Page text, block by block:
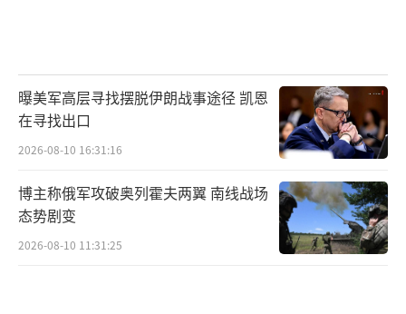
的能力，大模型的开发能力正在迅速收敛到部
分科技大厂，如阿里、字节等。开发基础大模
型成本高昂，人形机器人企业的资金规模远不
足以支撑。因此，许多机器人企业将资本和力
量集中于小脑开发，即运动控制方面的突破。
许多人讨论量产或人形机器人何时爆发，
曝美军高层寻找摆脱伊朗战事途径 凯恩
在寻找出口
2026-08-10 16:31:16
博主称俄军攻破奥列霍夫两翼 南线战场
态势剧变
2026-08-10 11:31:25